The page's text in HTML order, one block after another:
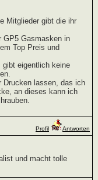
Mitglieder gibt die ihr
GP5 Gasmasken in
Top Preis und
eigentlich keine
Drucken lassen, das ich
an dieses kann ich
Profil Antworten
und macht tolle